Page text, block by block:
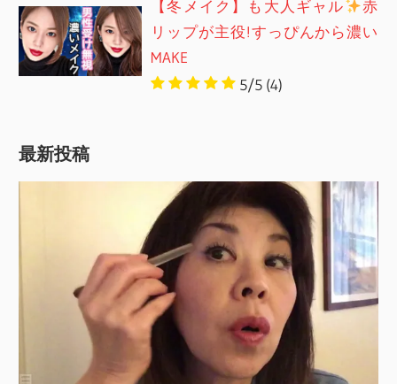
【冬メイク】も大人ギャル
赤
リップが主役!すっぴんから濃い
MAKE
5/5 (4)
最新投稿